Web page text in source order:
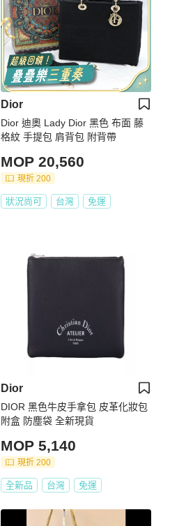
Dior
Dior 迪奧 Lady Dior 黑色 布面 藤
格紋 手提包 肩背包 附背帶
MOP 20,560
現折 200
狀況尚可 台灣 免運
Dior
DIOR 黑色牛皮手拿包 皮革化妝包
附盒 防塵袋 全新現貨
MOP 5,140
現折 200
全新品 台灣 免運